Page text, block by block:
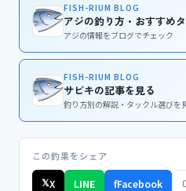
FISH-RIUM BLOG
アジの釣り方・おすすめ
アジの情報をブログでチェック
FISH-RIUM BLOG
サビキの記事を見る
釣り方別の解説・タックル選びを
この釣果をシェア
𝕏X LINE fFacebook